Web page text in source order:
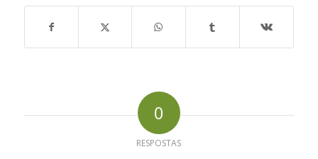
0
RESPOSTAS